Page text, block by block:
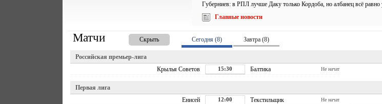
Губерниев: в РПЛ лучше Даку только Кордоба, но албанец всё равно
Главные новости
Матчи Скрыть Сегодня (8) Завтра (8)
Российская премьер-лига
Крылья Советов 15:30 Балтика Не начат
Первая лига
Енисей 12:00 Текстильщик Не начат